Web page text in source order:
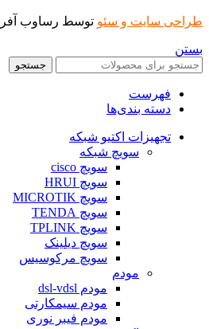
طراحی سایت و سئو توسط رساوب
بستن
جستجو
فهرست
دسته بندی‌ها
تجهیزات اکتیو شبکه
سویچ شبکه
سویچ cisco
سویچ HRUI
سویچ MICROTIK
سویچ TENDA
سویچ TPLINK
سویچ دیلینک
سویچ مرکوسیس
مودم
مودم dsl-vdsl
مودم سیمکارتی
مودم فیبر نوری